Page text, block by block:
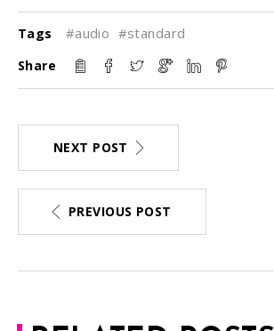
Tags #audio #standard
Share
NEXT POST
PREVIOUS POST